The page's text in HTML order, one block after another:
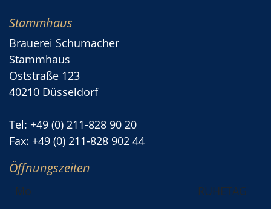
Stammhaus
Brauerei Schumacher
Stammhaus
Oststraße 123
40210 Düsseldorf
Tel: +49 (0) 211-828 90 20
Fax: +49 (0) 211-828 902 44
Öffnungszeiten
Mo
RUHETAG